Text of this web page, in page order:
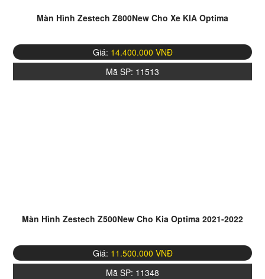
Màn Hình Zestech Z800New Cho Xe KIA Optima
Giá: 14.400.000 VNĐ
Mã SP: 11513
Màn Hình Zestech Z500New Cho Kia Optima 2021-2022
Giá: 11.500.000 VNĐ
Mã SP: 11348